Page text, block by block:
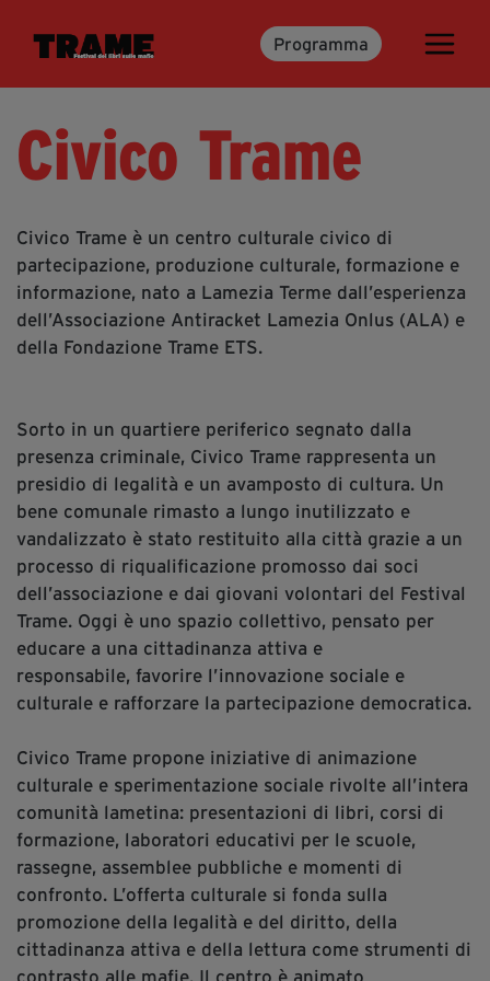
Programma
Trame.15
Ospiti
Libri
Media & Press
News & Kit
Accrediti Stampa
Cartella Stampa
Partecipa
Diventa Partner
Dona
Fondazione Trame
Chi Siamo
Civico Trame
Visioni Civiche
Mostra 3D - Visioni Civiche
Il Diritto di Essere
Archivio Storico
Contatti
Civico Trame
Civico Trame è un centro culturale civico di
partecipazione, produzione culturale, formazione e
informazione, nato a Lamezia Terme dall’esperienza
dell’Associazione Antiracket Lamezia Onlus (ALA) e
della Fondazione Trame ETS.
Sorto in un quartiere periferico segnato dalla
presenza criminale, Civico Trame rappresenta un
presidio di legalità e un avamposto di cultura. Un
bene comunale rimasto a lungo inutilizzato e
vandalizzato è stato restituito alla città grazie a un
processo di riqualificazione promosso dai soci
dell’associazione e dai giovani volontari del Festival
Trame. Oggi è uno spazio collettivo, pensato per
educare a una cittadinanza attiva e
responsabile, favorire l’innovazione sociale e
culturale e rafforzare la partecipazione democratica.
Civico Trame propone iniziative di animazione
culturale e sperimentazione sociale rivolte all’intera
comunità lametina: presentazioni di libri, corsi di
formazione, laboratori educativi per le scuole,
rassegne, assemblee pubbliche e momenti di
confronto. L’offerta culturale si fonda sulla
promozione della legalità e del diritto, della
cittadinanza attiva e della lettura come strumenti di
contrasto alle mafie. Il centro è animato